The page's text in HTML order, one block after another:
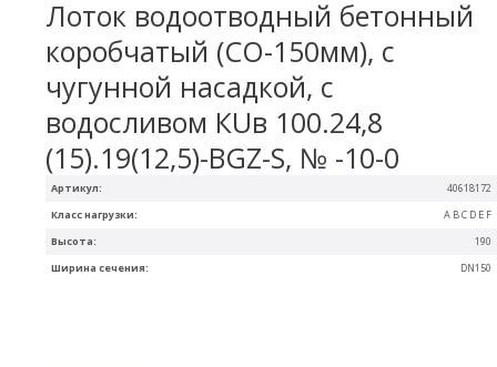
Артикул: 40618172
Ширина сечения: DN150
Высота: 190
Класс нагрузки: A B C D E F
Лоток водоотводный бетонный
коробчатый (СО-150мм), с
чугунной насадкой, с
водосливом КUв 100.24,8
(15).19(12,5)-BGZ-S, № -10-0